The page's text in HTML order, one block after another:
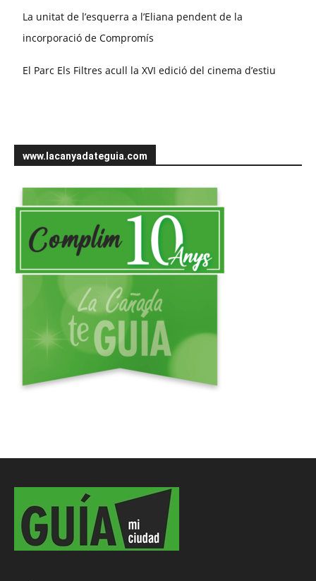
La unitat de l’esquerra a l’Eliana pendent de la
incorporació de Compromís
El Parc Els Filtres acull la XVI edició del cinema d’estiu
www.lacanyadateguia.com